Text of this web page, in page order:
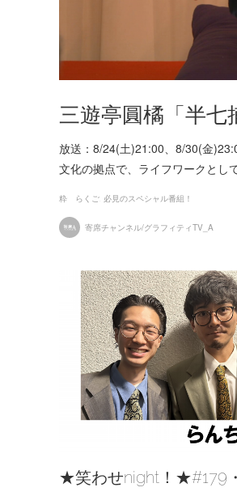
三遊亭圓橘「半
放送：8/24(土)21:00、8/30(金
文化の拠点で、ライフワークと
粋 らくご 必見のスペシャル番組！
寄席チャンネル/グラフィティTV_A
★笑わせnight！★#179